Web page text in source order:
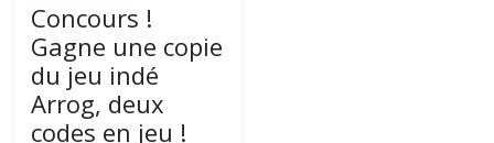
Concours !
Gagne une copie
du jeu indé
Arrog, deux
codes en jeu !